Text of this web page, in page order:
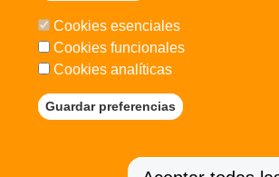
Cookies esenciales
Cookies funcionales
Cookies analíticas
Guardar preferencias